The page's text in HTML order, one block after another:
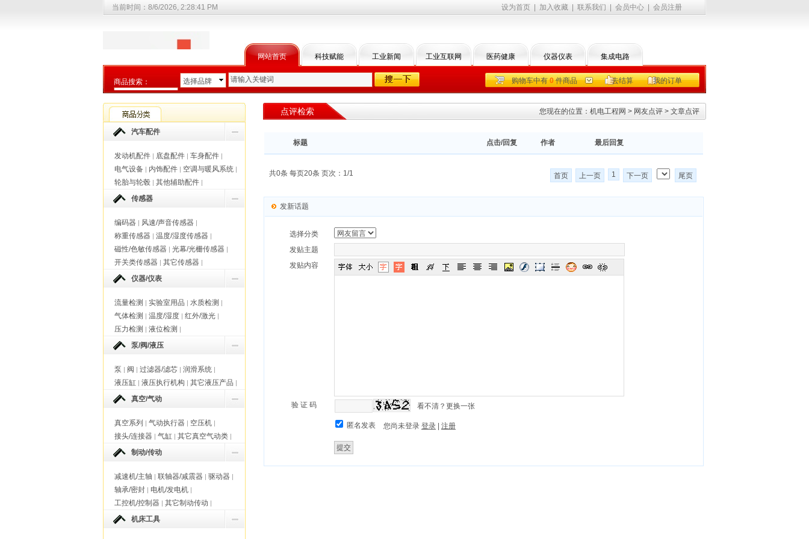
网站首页 科技赋能 工业新闻 工业互联网 医药健康 仪器仪表 集成电路
当前时间： 8/6/2026, 2:28:41 PM 设为首页 加入收藏 联系我们 会员中心 会员注册
购物车中有0件商品 去结算 我的订单
商品搜索：
选择商品分类
选择品牌
汽车配件
发动机配件 | 底盘配件 | 车身配件 |
电气设备 | 内饰配件 | 空调与暖风系统 |
轮胎与轮毂 | 其他辅助配件 |
传感器
编码器 | 风速/声音传感器 |
称重传感器 | 温度/湿度传感器 |
磁性/色敏传感器 | 光幕/光栅传感器 |
开关类传感器 | 其它传感器 |
仪器/仪表
流量检测 | 实验室用品 | 水质检测 |
气体检测 | 温度/湿度 | 红外/激光 |
压力检测 | 液位检测 |
泵/阀/液压
泵 | 阀 | 过滤器/滤芯 | 润滑系统 |
液压缸 | 液压执行机构 | 其它液压产品 |
真空/气动
真空系列 | 气动执行器 | 空压机 |
接头/连接器 | 气缸 | 其它真空气动类 |
制动/传动
减速机/主轴 | 联轴器/减震器 | 驱动器 |
轴承/密封 | 电机/发电机 |
工控机/控制器 | 其它制动传动 |
机床工具
点评检索 您现在的位置： 机电工程网 > 网友点评 > 文章点评
标题 最后回复
作者
点击/回复
共0条 每页20条 页次：1/1 首页 上一页 1 下一页 尾页
发新话题
选择分类
发贴主题
发贴内容
验 证 码 看不清？更换一张
匿名发表 您尚未登录 登录 注册